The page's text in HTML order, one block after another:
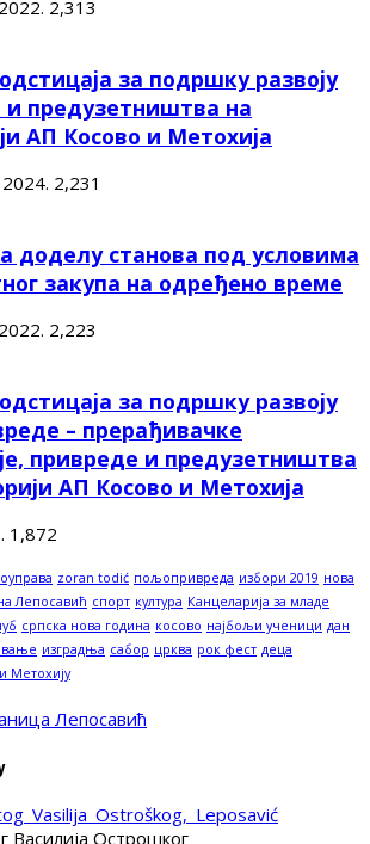
2,313
за подршку развоју
и предузетништва на
АП Косово и Метохија
2,231
доделу станова под условима
закупа на одређено време
2,223
за подршку развоју
– прерађивачке
привреде и предузетништва
АП Косово и Метохија
1,872
zoran todić пољопривреда избори 2019 нова
Лепосавић спорт култура Канцеларија за младе
српска нова година косово најбољи ученици дан
изградња сабор црква рок фест деца
Метохију
Василија Острошког